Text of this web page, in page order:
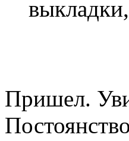
выкладки,
Пришел.